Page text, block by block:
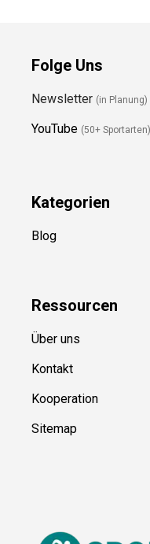
Folge Uns
Newsletter (in Planung)
YouTube (50+ Sportarten)
Kategorien
Blog
Ressourcen
Über uns
Kontakt
Kooperation
Sitemap